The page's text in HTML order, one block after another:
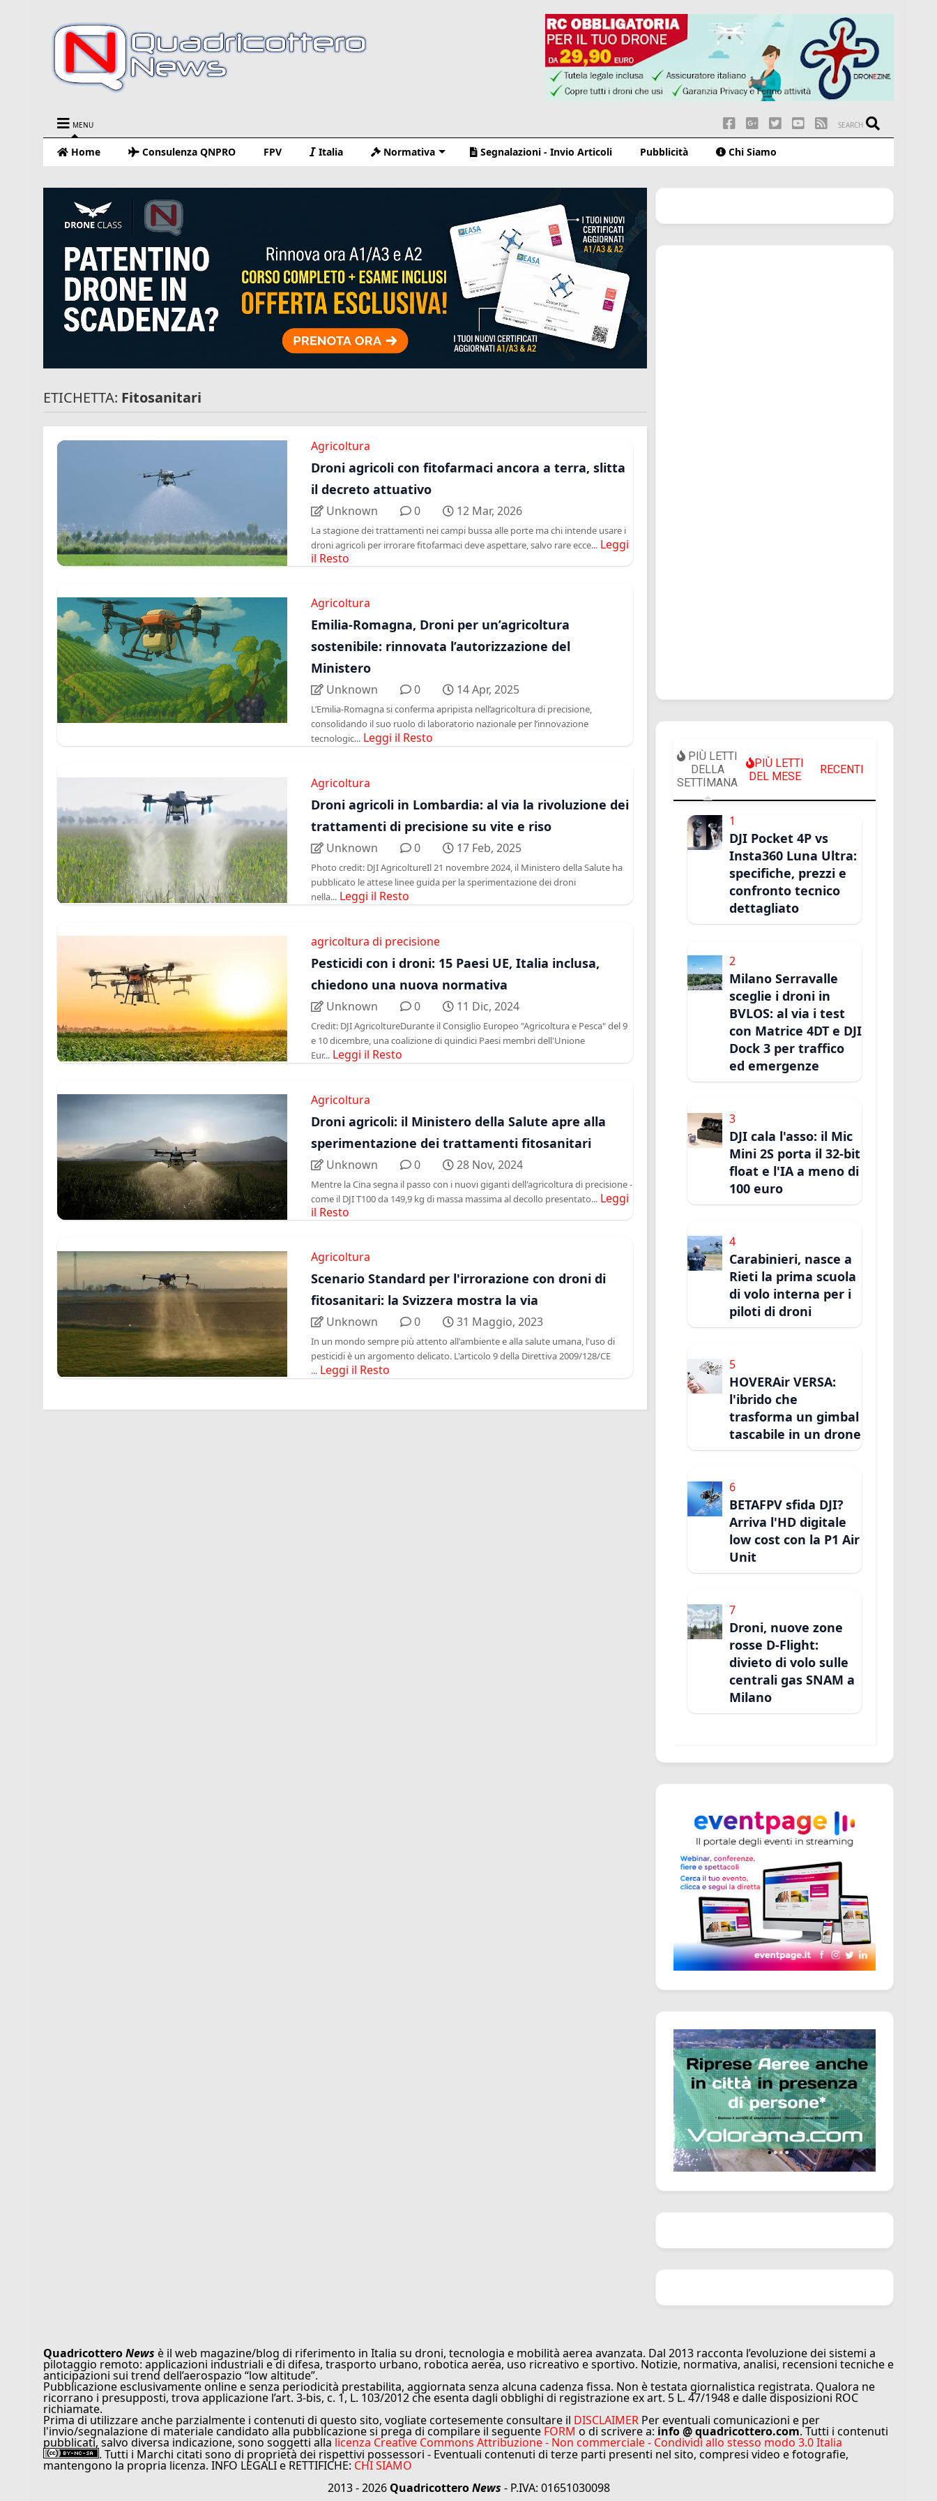
MENU SEARCH
Home Consulenza QNPRO FPV Italia Normativa Segnalazioni - Invio Articoli Pubblicità Chi Siamo
ETICHETTA: Fitosanitari
Agricoltura
Droni agricoli con fitofarmaci ancora a terra, slitta
il decreto attuativo
Unknown 0 12 Mar, 2026
La stagione dei trattamenti nei campi bussa alle porte ma chi intende usare i
droni agricoli per irrorare fitofarmaci deve aspettare, salvo rare ecce... Leggi
il Resto
Agricoltura
Emilia-Romagna, Droni per un’agricoltura
sostenibile: rinnovata l’autorizzazione del
Ministero
Unknown 0 14 Apr, 2025
L’Emilia-Romagna si conferma apripista nell’agricoltura di precisione,
consolidando il suo ruolo di laboratorio nazionale per l’innovazione
tecnologic... Leggi il Resto
Agricoltura
Droni agricoli in Lombardia: al via la rivoluzione dei
trattamenti di precisione su vite e riso
Unknown 0 17 Feb, 2025
Photo credit: DJI AgricoltureIl 21 novembre 2024, il Ministero della Salute ha
pubblicato le attese linee guida per la sperimentazione dei droni
nella... Leggi il Resto
agricoltura di precisione
Pesticidi con i droni: 15 Paesi UE, Italia inclusa,
chiedono una nuova normativa
Unknown 0 11 Dic, 2024
Credit: DJI AgricoltureDurante il Consiglio Europeo "Agricoltura e Pesca" del 9
e 10 dicembre, una coalizione di quindici Paesi membri dell'Unione
Eur... Leggi il Resto
Agricoltura
Droni agricoli: il Ministero della Salute apre alla
sperimentazione dei trattamenti fitosanitari
Unknown 0 28 Nov, 2024
Mentre la Cina segna il passo con i nuovi giganti dell'agricoltura di precisione -
come il DJI T100 da 149,9 kg di massa massima al decollo presentato... Leggi
il Resto
Agricoltura
Scenario Standard per l'irrorazione con droni di
fitosanitari: la Svizzera mostra la via
Unknown 0 31 Maggio, 2023
In un mondo sempre più attento all'ambiente e alla salute umana, l'uso di
pesticidi è un argomento delicato. L'articolo 9 della Direttiva 2009/128/CE
... Leggi il Resto
PIÙ LETTI
DELLA
SETTIMANA
PIÙ LETTI
DEL MESE
RECENTI
1
DJI Pocket 4P vs
Insta360 Luna Ultra:
specifiche, prezzi e
confronto tecnico
dettagliato
2
Milano Serravalle
sceglie i droni in
BVLOS: al via i test
con Matrice 4DT e DJI
Dock 3 per traffico
ed emergenze
3
DJI cala l'asso: il Mic
Mini 2S porta il 32-bit
float e l'IA a meno di
100 euro
4
Carabinieri, nasce a
Rieti la prima scuola
di volo interna per i
piloti di droni
5
HOVERAir VERSA:
l'ibrido che
trasforma un gimbal
tascabile in un drone
6
BETAFPV sfida DJI?
Arriva l'HD digitale
low cost con la P1 Air
Unit
7
Droni, nuove zone
rosse D-Flight:
divieto di volo sulle
centrali gas SNAM a
Milano
QuadricotteroNews è il web magazine/blog di riferimento in Italia su droni, tecnologia e mobilità aerea avanzata. Dal 2013 racconta l’evoluzione dei sistemi a
pilotaggio remoto: applicazioni industriali e di difesa, trasporto urbano, robotica aerea, uso ricreativo e sportivo. Notizie, normativa, analisi, recensioni tecniche e
anticipazioni sui trend dell’aerospazio “low altitude”.
Pubblicazione esclusivamente online e senza periodicità prestabilita, aggiornata senza alcuna cadenza fissa. Non è testata giornalistica registrata. Qualora ne
ricorrano i presupposti, trova applicazione l’art. 3-bis, c. 1, L. 103/2012 che esenta dagli obblighi di registrazione ex art. 5 L. 47/1948 e dalle disposizioni ROC
richiamate.
Prima di utilizzare anche parzialmente i contenuti di questo sito, vogliate cortesemente consultare il DISCLAIMER Per eventuali comunicazioni e per
l'invio/segnalazione di materiale candidato alla pubblicazione si prega di compilare il seguente FORM o di scrivere a: info @ quadricottero.com. Tutti i contenuti
pubblicati, salvo diversa indicazione, sono soggetti alla licenza Creative Commons Attribuzione - Non commerciale - Condividi allo stesso modo 3.0 Italia
. Tutti i Marchi citati sono di proprietà dei rispettivi possessori - Eventuali contenuti di terze parti presenti nel sito, compresi video e fotografie,
mantengono la propria licenza. INFO LEGALI e RETTIFICHE: CHI SIAMO
2013 - 2026 QuadricotteroNews - P.IVA: 01651030098